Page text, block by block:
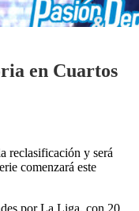
en Cuartos
reclasificación y será
comenzará este
por La Liga, con 20